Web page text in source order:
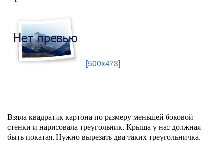
[500x473]
Взяла квадратик картона по размеру меньшей боковой
стенки и нарисовала треугольник. Крыша у нас должная
быть покатая. Нужно вырезать два таких треугольничка.